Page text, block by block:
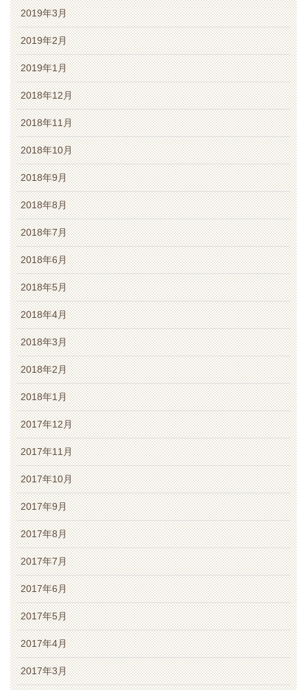
2019年3月
2019年2月
2019年1月
2018年12月
2018年11月
2018年10月
2018年9月
2018年8月
2018年7月
2018年6月
2018年5月
2018年4月
2018年3月
2018年2月
2018年1月
2017年12月
2017年11月
2017年10月
2017年9月
2017年8月
2017年7月
2017年6月
2017年5月
2017年4月
2017年3月